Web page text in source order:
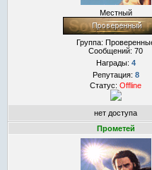
Местный
Группа:
Сообщений: 70
Награды: 4
Репутация: 8
Статус: Offline
нет доступа
Прометей